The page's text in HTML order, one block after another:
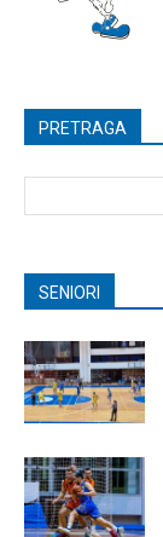
PRETRAGA
SENIORI